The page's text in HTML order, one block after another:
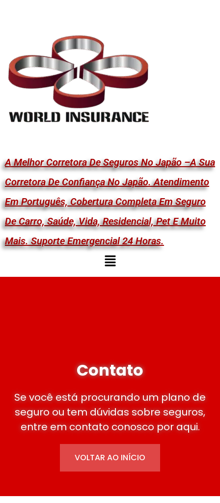
A Melhor Corretora De Seguros No Japão –A Sua
Corretora De Confiança No Japão. Atendimento
Em Português, Cobertura Completa Em Seguro
De Carro, Saúde, Vida, Residencial, Pet E Muito
Mais. Suporte Emergencial 24 Horas.
Contato
Se você está procurando um plano de
seguro ou tem dúvidas sobre seguros,
entre em contato conosco por aqui.
VOLTAR AO INÍCIO